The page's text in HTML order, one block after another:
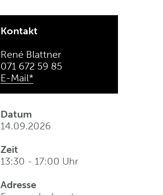
Kontakt
René Blattner
071 672 59 85
E-Mail*
Datum
14.09.2026
Zeit
13:30 - 17:00 Uhr
Adresse